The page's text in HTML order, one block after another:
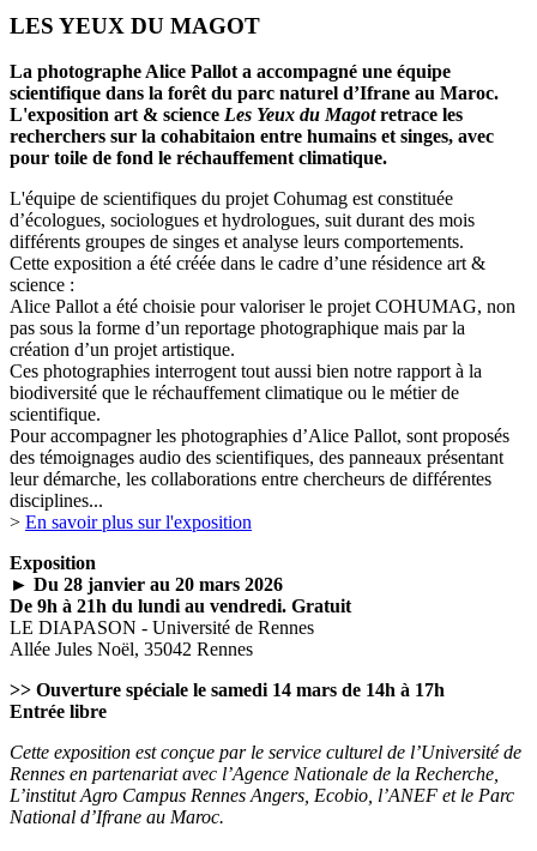
LES YEUX DU MAGOT
La photographe Alice Pallot a accompagné une équipe
scientifique dans la forêt du parc naturel d’Ifrane au Maroc.
L'exposition art & science Les Yeux du Magot retrace les
recherchers sur la cohabitaion entre humains et singes, avec
pour toile de fond le réchauffement climatique.
L'équipe de scientifiques du projet Cohumag est constituée
d’écologues, sociologues et hydrologues, suit durant des mois
différents groupes de singes et analyse leurs comportements.
Cette exposition a été créée dans le cadre d’une résidence art &
science :
Alice Pallot a été choisie pour valoriser le projet COHUMAG, non
pas sous la forme d’un reportage photographique mais par la
création d’un projet artistique.
Ces photographies interrogent tout aussi bien notre rapport à la
biodiversité que le réchauffement climatique ou le métier de
scientifique.
Pour accompagner les photographies d’Alice Pallot, sont proposés
des témoignages audio des scientifiques, des panneaux présentant
leur démarche, les collaborations entre chercheurs de différentes
disciplines...
> En savoir plus sur l'exposition
Exposition
► Du 28 janvier au 20 mars 2026
De 9h à 21h du lundi au vendredi. Gratuit
LE DIAPASON - Université de Rennes
Allée Jules Noël, 35042 Rennes
>> Ouverture spéciale le samedi 14 mars de 14h à 17h
Entrée libre
Cette exposition est conçue par le service culturel de l’Université de
Rennes en partenariat avec l’Agence Nationale de la Recherche,
L’institut Agro Campus Rennes Angers, Ecobio, l’ANEF et le Parc
National d’Ifrane au Maroc.